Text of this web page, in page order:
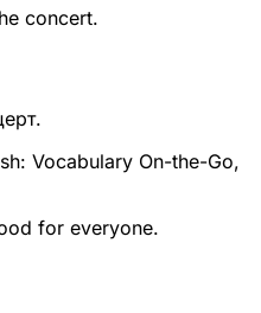
concert.
Vocabulary On-the-Go,
for everyone.